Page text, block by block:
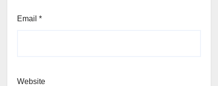
Email *
Website